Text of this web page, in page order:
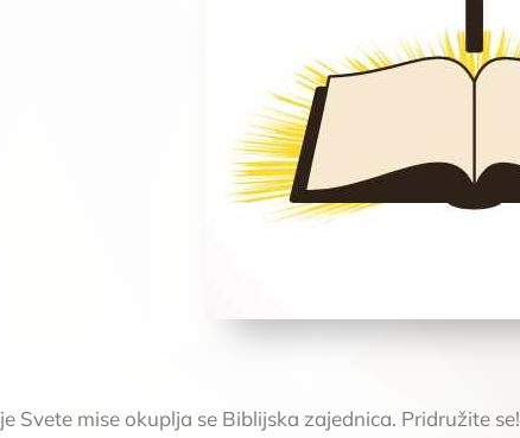
Svete mise okuplja se Biblijska zajednica. Pridružite se!